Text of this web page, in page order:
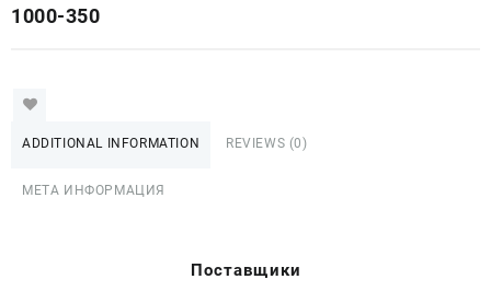
1000-350
ADDITIONAL INFORMATION REVIEWS (0)
МЕТА ИНФОРМАЦИЯ
Поставщики